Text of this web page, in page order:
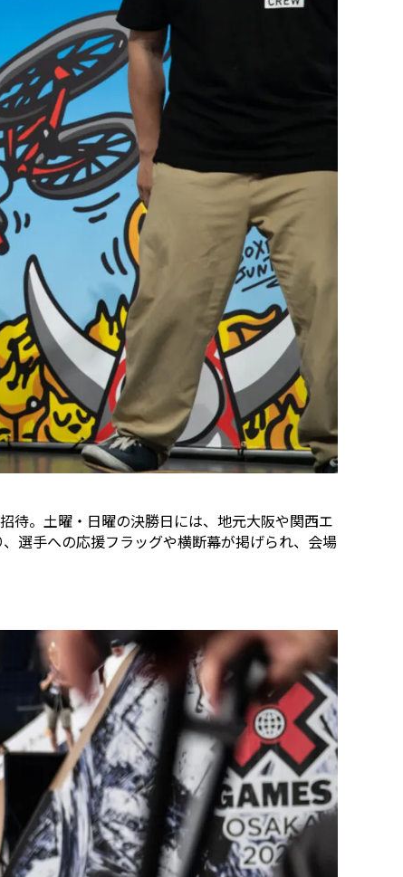
待。土曜・日曜の決勝日には、地元大阪や関西エ
選手への応援フラッグや横断幕が掲げられ、会場